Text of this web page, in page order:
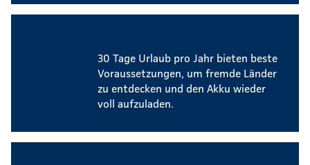
30 Tage Urlaub pro Jahr bieten beste
Voraussetzungen, um fremde Länder
zu entdecken und den Akku wieder
voll aufzuladen.